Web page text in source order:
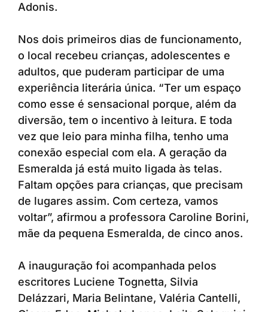
Adonis.
Nos dois primeiros dias de funcionamento,
o local recebeu crianças, adolescentes e
adultos, que puderam participar de uma
experiência literária única. “Ter um espaço
como esse é sensacional porque, além da
diversão, tem o incentivo à leitura. E toda
vez que leio para minha filha, tenho uma
conexão especial com ela. A geração da
Esmeralda já está muito ligada às telas.
Faltam opções para crianças, que precisam
de lugares assim. Com certeza, vamos
voltar”, afirmou a professora Caroline Borini,
mãe da pequena Esmeralda, de cinco anos.
A inauguração foi acompanhada pelos
escritores Luciene Tognetta, Silvia
Delázzari, Maria Belintane, Valéria Cantelli,